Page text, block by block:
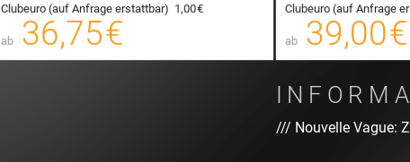
Clubeuro (auf Anfrage erstattbar) 1,00 €
ab 36,75 €
36,75 €
00 Clubeuro (auf Anfrage
ab 39,00 €
00
/// Nouvelle Vague: